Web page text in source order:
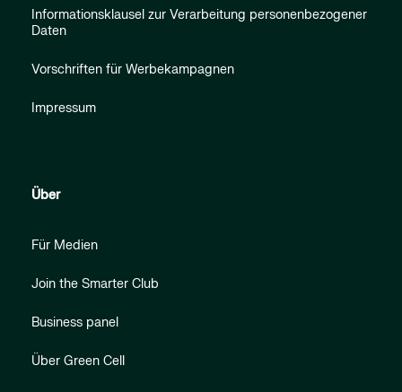
Informationsklausel zur Verarbeitung personenbezogener
Daten
Vorschriften für Werbekampagnen
Impressum
Über
Für Medien
Join the Smarter Club
Business panel
Über Green Cell